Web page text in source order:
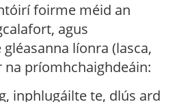
foirme méid an
agus
líonra (lasca,
príomhchaighdeáin:
inphlugáilte te, dlús ard